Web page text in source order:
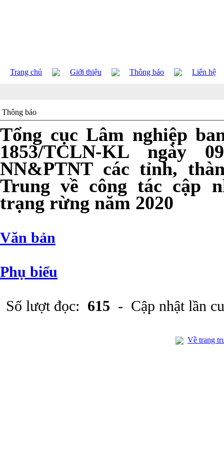
Trang chủ Giới thiệu Thông báo Liên hệ
Thông báo
Tổng cục Lâm nghiệp
1853/TCLN-KL ngày
NN&PTNT các tỉnh,
Trung về công tác cập
trạng rừng năm 2020
Văn bản
Phụ biểu
Số lượt đọc: 615 - Cập nhật lần
Về trang